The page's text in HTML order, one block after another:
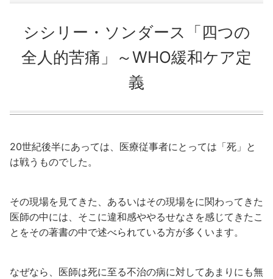
シシリー・ソンダース「四つの
全人的苦痛」～WHO緩和ケア定
義
20世紀後半にあっては、医療従事者にとっては「死」と
は戦うものでした。
その現場を見てきた、あるいはその現場をに関わってきた
医師の中には、そこに違和感ややるせなさを感じてきたこ
とをその著書の中で述べられている方が多くいます。
なぜなら、医師は死に至る不治の病に対してあまりにも無